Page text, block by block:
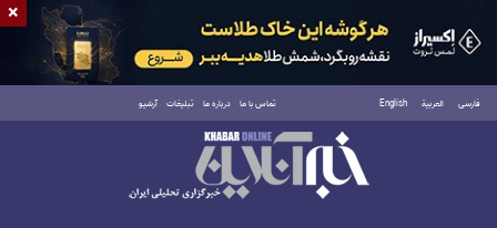
فارسی العربية English تماس با ما درباره ما تبلیغات آرشیو
جمعه ۱۶ مرداد ۱۴۰۵
×